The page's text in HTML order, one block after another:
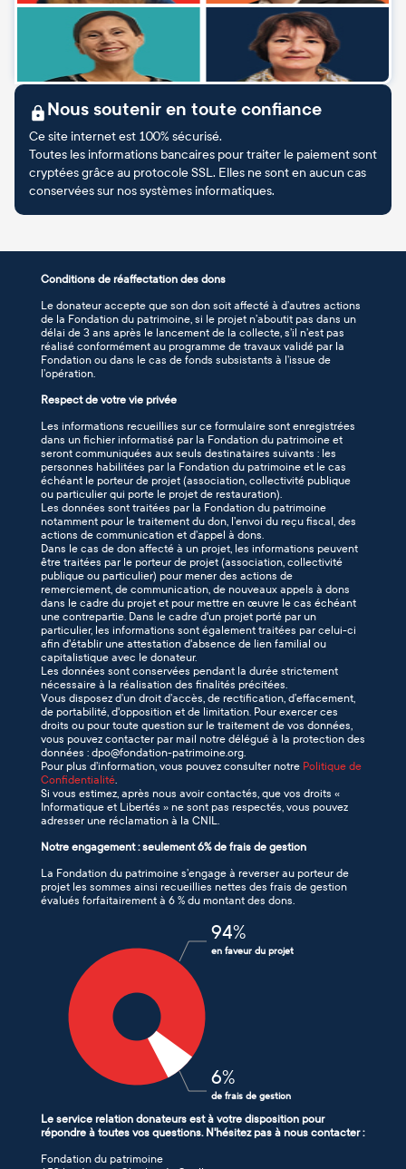
Nous soutenir en toute confiance
Ce site internet est 100% sécurisé.
Toutes les informations bancaires pour traiter le paiement sont
cryptées grâce au protocole SSL. Elles ne sont en aucun cas
conservées sur nos systèmes informatiques.
Conditions de réaffectation des dons
Le donateur accepte que son don soit affecté à d’autres actions
de la Fondation du patrimoine, si le projet n’aboutit pas dans un
délai de 3 ans après le lancement de la collecte, s’il n’est pas
réalisé conformément au programme de travaux validé par la
Fondation ou dans le cas de fonds subsistants à l’issue de
l’opération.
Respect de votre vie privée
Les informations recueillies sur ce formulaire sont enregistrées
dans un fichier informatisé par la Fondation du patrimoine et
seront communiquées aux seuls destinataires suivants : les
personnes habilitées par la Fondation du patrimoine et le cas
échéant le porteur de projet (association, collectivité publique
ou particulier qui porte le projet de restauration).
Les données sont traitées par la Fondation du patrimoine
notamment pour le traitement du don, l’envoi du reçu fiscal, des
actions de communication et d’appel à dons.
Dans le cas de don affecté à un projet, les informations peuvent
être traitées par le porteur de projet (association, collectivité
publique ou particulier) pour mener des actions de
remerciement, de communication, de nouveaux appels à dons
dans le cadre du projet et pour mettre en œuvre le cas échéant
une contrepartie. Dans le cadre d'un projet porté par un
particulier, les informations sont également traitées par celui-ci
afin d'établir une attestation d'absence de lien familial ou
capitalistique avec le donateur.
Les données sont conservées pendant la durée strictement
nécessaire à la réalisation des finalités précitées.
Vous disposez d’un droit d’accès, de rectification, d’effacement,
de portabilité, d'opposition et de limitation. Pour exercer ces
droits ou pour toute question sur le traitement de vos données,
vous pouvez contacter par mail notre délégué à la protection des
données : dpo@fondation-patrimoine.org.
Pour plus d’information, vous pouvez consulter notre Politique de
Confidentialité
Si vous estimez, après nous avoir contactés, que vos droits «
Informatique et Libertés » ne sont pas respectés, vous pouvez
adresser une réclamation à la CNIL.
Notre engagement : seulement 6% de frais de gestion
La Fondation du patrimoine s’engage à reverser au porteur de
projet les sommes ainsi recueillies nettes des frais de gestion
évalués forfaitairement à 6 % du montant des dons.
94%
en faveur du projet
6%
de frais de gestion
Le service relation donateurs est à votre disposition pour
répondre à toutes vos questions. N'hésitez pas à nous contacter :
Fondation du patrimoine